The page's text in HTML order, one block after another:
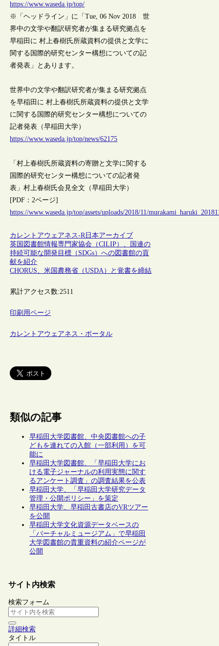
https://www.waseda.jp/top/
※「ヘッドライン」に「Tue, 06 Nov 2018 世
界中の文学や翻訳研究者が集まる研究拠点を
早稲田に 村上春樹氏所蔵資料の提供と文学に
関する国際的研究センター構想についての記
者発表」とあります。
世界中の文学や翻訳研究者が集まる研究拠点
を早稲田に 村上春樹氏所蔵資料の提供と文学
に関する国際的研究センター構想についての
記者発表（早稲田大学）
https://www.waseda.jp/top/news/62175
「村上春樹氏所蔵資料の寄贈と文学に関する
国際的研究センター構想についての記者発
表」村上春樹氏会見全文（早稲田大学）
[PDF：2ページ]
https://www.waseda.jp/top/assets/uploads/2018/11/
カレントアウェアネス-R 日本アーカイブ
英国図書館情報専門家協会（CILIP）、国連の
持続可能な開発目標（SDGs）への図書館の貢
献を紹介
CHORUS、米国農務省（USDA）と覚書を締結
累計アクセス数:2511
印刷用ページ
カレントアウェアネス・ポータル
類似の記事
早稲田大学図書館、中央図書館への子
どもを連れての入館（一部利用）を可
能に
早稲田大学図書館、「早稲田大学にお
ける電子ジャーナルの利用実態に関す
るアンケート調査」の調査結果を公表
早稲田大学、「早稲田大学研究データ
管理・公開ポリシー」を策定
早稲田大学、早稲田古書店のVRツアー
を公開
早稲田大学文化資源データベースの
「バーチャルミュージアム」で早稲田
大学図書館の貴重資料の紹介ページが
公開
サイト内検索
検索フォーム
詳細検索
タイトル